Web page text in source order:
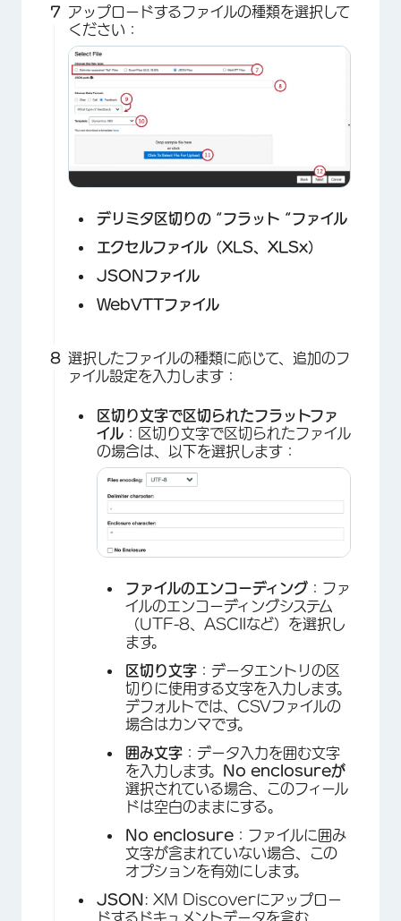
アップロードするファイルの種類を選択して
ください：
×
デリミタ区切りの “フラット “ファイル
エクセルファイル（XLS、XLSx）
JSONファイル
WebVTTファイル
選択したファイルの種類に応じて、追加のフ
ァイル設定を入力します：
区切り文字で区切られたフラットファ
イル ：区切り文字で区切られたファイル
の場合は、以下を選択します：
ファイルのエンコーディング ：ファ
イルのエンコーディングシステム
（UTF-8、ASCIIなど）を選択し
ます。
区切り文字 ：データエントリの区
切りに使用する文字を入力します。
デフォルトでは、CSVファイルの
場合はカンマです。
囲み文字 ：データ入力を囲む文字
を入力します。
No enclosureが
選択されている場合、このフィール
ドは空白のままにする。
No enclosure ：ファイルに囲み
文字が含まれていない場合、この
オプションを有効にします。
JSON : XM Discoverにアップロー
ドするドキュメントデータを含む